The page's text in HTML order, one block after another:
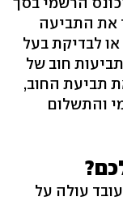
את התביעה
לבדיקת בעל
חוב של
תביעת החוב,
והתשלום
עולה על